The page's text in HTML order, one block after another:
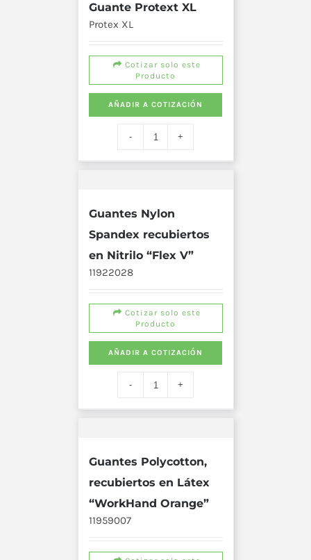
Guante Protext XL
Protex XL
Cotizar solo este
Producto
AÑADIR A COTIZACIÓN
Guantes Nylon
Spandex recubiertos
en Nitrilo “Flex V”
11922028
Cotizar solo este
Producto
AÑADIR A COTIZACIÓN
Guantes Polycotton,
recubiertos en Látex
“WorkHand Orange”
11959007